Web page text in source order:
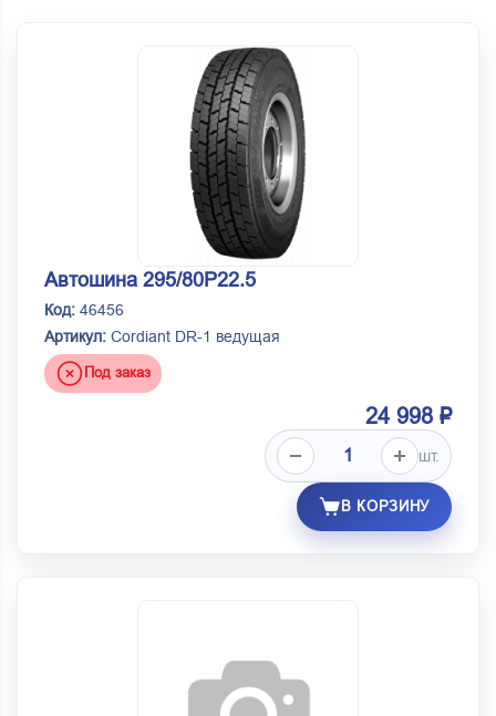
Автошина 295/80Р22.5
Код: 46456
Артикул: Cordiant DR-1 ведущая
Под заказ
24 998 ₽
шт.
В КОРЗИНУ